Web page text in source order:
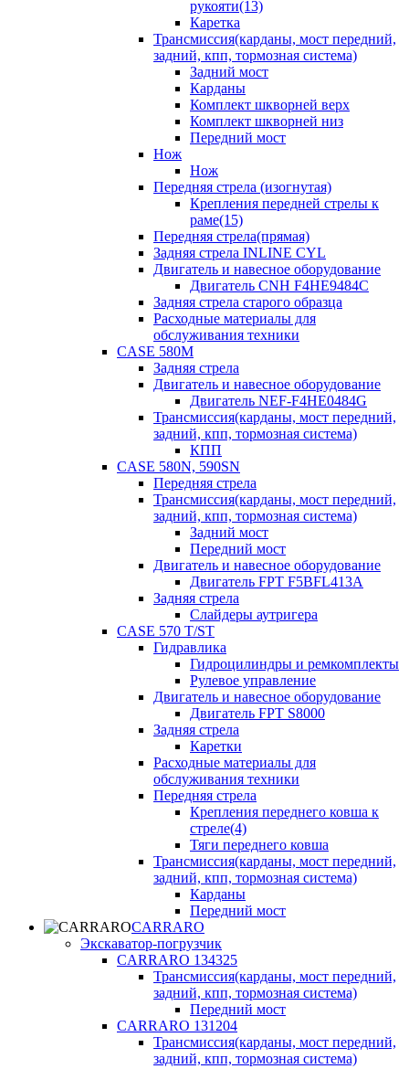
рукояти(13)
Каретка
Трансмиссия(карданы, мост передний,
задний, кпп, тормозная система)
Задний мост
Карданы
Комплект шкворней верх
Комплект шкворней низ
Передний мост
Нож
Нож
Передняя стрела (изогнутая)
Крепления передней стрелы к
раме(15)
Передняя стрела(прямая)
Задняя стрела INLINE CYL
Двигатель и навесное оборудование
Двигатель CNH F4HE9484C
Задняя стрела старого образца
Расходные материалы для
обслуживания техники
CASE 580M
Задняя стрела
Двигатель и навесное оборудование
Двигатель NEF-F4HE0484G
Трансмиссия(карданы, мост передний,
задний, кпп, тормозная система)
КПП
CASE 580N, 590SN
Передняя стрела
Трансмиссия(карданы, мост передний,
задний, кпп, тормозная система)
Задний мост
Передний мост
Двигатель и навесное оборудование
Двигатель FPT F5BFL413A
Задняя стрела
Слайдеры аутригера
CASE 570 T/ST
Гидравлика
Гидроцилиндры и ремкомплекты
Рулевое управление
Двигатель и навесное оборудование
Двигатель FPT S8000
Задняя стрела
Каретки
Расходные материалы для
обслуживания техники
Передняя стрела
Крепления переднего ковша к
стреле(4)
Тяги переднего ковша
Трансмиссия(карданы, мост передний,
задний, кпп, тормозная система)
Карданы
Передний мост
CARRARO
Экскаватор-погрузчик
CARRARO 134325
Трансмиссия(карданы, мост передний,
задний, кпп, тормозная система)
Передний мост
CARRARO 131204
Трансмиссия(карданы, мост передний,
задний, кпп, тормозная система)